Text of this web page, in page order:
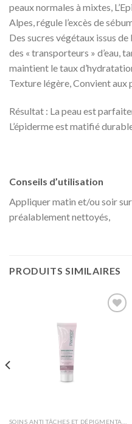
peaux normales à mixtes,
Alpes, régule l’excès de
Des sucres végétaux issus
des « transporteurs » d’eau,
maintient le taux
Texture légère, Convient aux
Résultat : La peau est
L’épiderme est matifié
Conseils d’utilisation
Appliquer matin et/ou soir
préalablement nettoyés,
PRODUITS SIMILAIRES